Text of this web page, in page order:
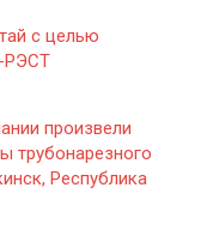
с целью
РЭСТ
произвели
трубонарезного
Республика